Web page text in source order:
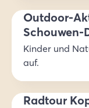
Outdoor-
Schouwen-
Kinder und
auf.
Radtour